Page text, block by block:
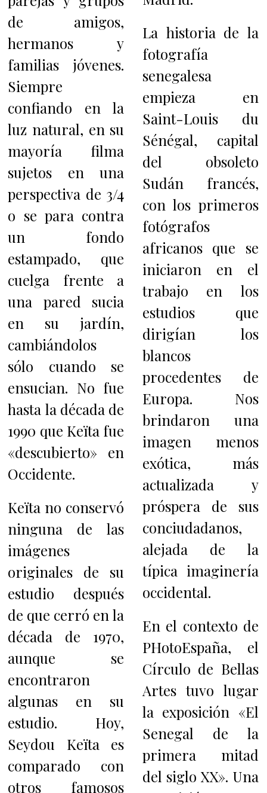
de amigos,
hermanos y
familias jóvenes.
Siempre
confiando en la
luz natural, en su
mayoría filma
sujetos en una
perspectiva de 3/4
o se para contra
un fondo
estampado, que
cuelga frente a
una pared sucia
en su jardín,
cambiándolos
sólo cuando se
ensucian. No fue
hasta la década de
1990 que Keïta fue
«descubierto» en
Occidente.
Keïta no conservó
ninguna de las
imágenes
originales de su
estudio después
de que cerró en la
década de 1970,
aunque se
encontraron
algunas en su
estudio. Hoy,
Seydou Keïta es
comparado con
otros famosos
La historia de la
fotografía
senegalesa
empieza en
Saint-Louis du
Sénégal, capital
del obsoleto
Sudán francés,
con los primeros
fotógrafos
africanos que se
iniciaron en el
trabajo en los
estudios que
dirigían los
blancos
procedentes de
Europa. Nos
brindaron una
imagen menos
exótica, más
actualizada y
próspera de sus
conciudadanos,
alejada de la
típica imaginería
occidental.
En el contexto de
PHotoEspaña, el
Círculo de Bellas
Artes tuvo lugar
la exposición «El
Senegal de la
primera mitad
del siglo XX». Una